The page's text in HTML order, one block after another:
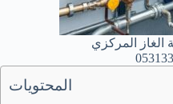
الغاز المركزي
المحتويات